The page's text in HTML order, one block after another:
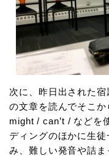
次に、昨日出された
の文章を読んでそこ
might / can’t / などを
ディングのほかに生
み、難しい発音や詰